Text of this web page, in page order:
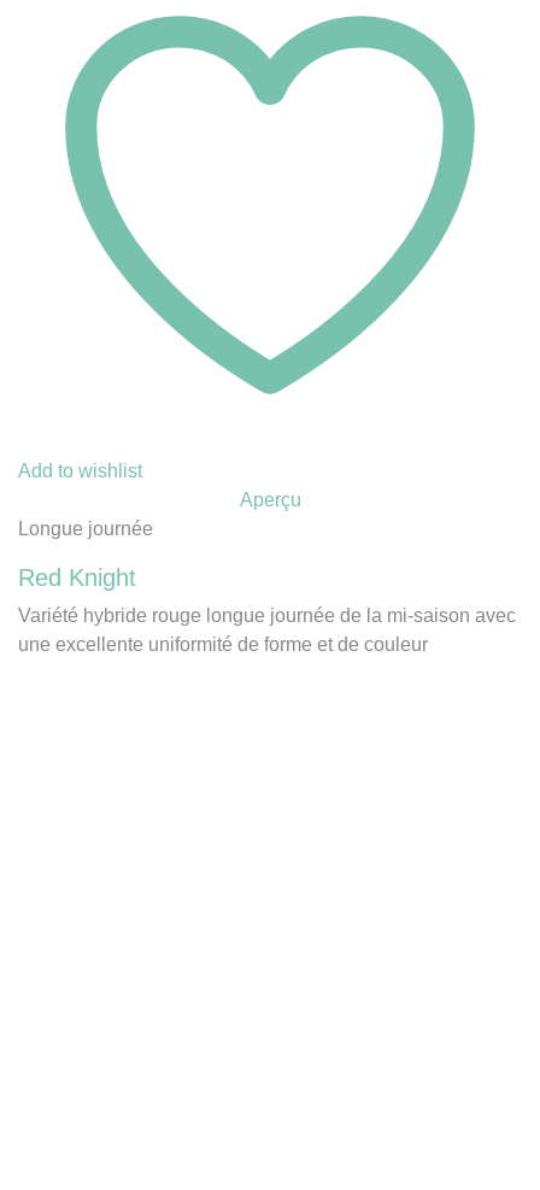
Add to wishlist
Aperçu
Longue journée
Red Knight
Variété hybride rouge longue journée de la mi-saison avec
une excellente uniformité de forme et de couleur